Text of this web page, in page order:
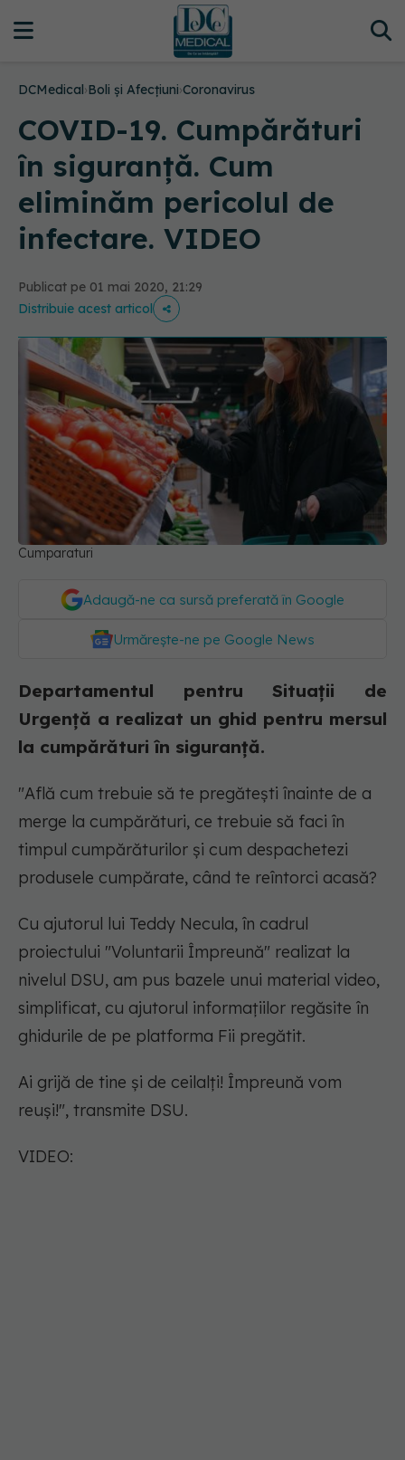
DCMedical›Boli și Afecțiuni›Coronavirus
COVID-19. Cumpărături
în siguranță. Cum
eliminăm pericolul de
infectare. VIDEO
Publicat pe 01 mai 2020, 21:29
Distribuie acest articol
Cumparaturi
Adaugă-ne ca sursă preferată în Google
Urmărește-ne pe Google News
Departamentul pentru Situaţii de
Urgenţă a realizat un ghid pentru mersul
la cumpărături în siguranță.
"Află cum trebuie să te pregătești înainte de a
merge la cumpărături, ce trebuie să faci în
timpul cumpărăturilor și cum despachetezi
produsele cumpărate, când te reîntorci acasă?
Cu ajutorul lui Teddy Necula, în cadrul
proiectului "Voluntarii Împreună" realizat la
nivelul DSU, am pus bazele unui material video,
simplificat, cu ajutorul informațiilor regăsite în
ghidurile de pe platforma Fii pregătit.
Ai grijă de tine și de ceilalți! Împreună vom
reuși!", transmite DSU.
VIDEO: